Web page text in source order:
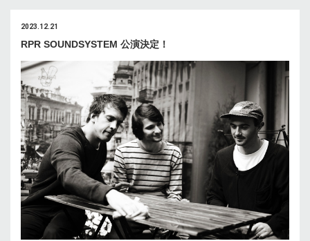
2023.12.21
RPR SOUNDSYSTEM 公演決定！